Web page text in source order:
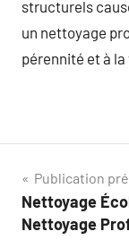
structurels
un nettoyage
pérennité et à
de
Publication
Nettoyage
Nettoyage